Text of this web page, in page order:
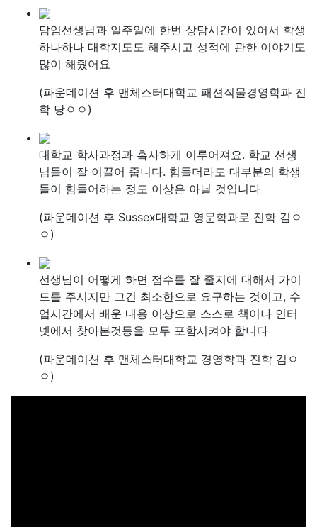
담임선생님과 일주일에 한번 상담시간이 있어서 학생
하나하나 대학지도도 해주시고 성적에 관한 이야기도
많이 해줬어요
(파운데이션 후 맨체스터대학교 패션직물경영학과 진
학 당ㅇㅇ)
대학교 학사과정과 흡사하게 이루어져요. 학교 선생
님들이 잘 이끌어 줍니다. 힘들더라도 대부분의 학생
들이 힘들어하는 정도 이상은 아닐 것입니다
(파운데이션 후 Sussex대학교 영문학과로 진학 김ㅇ
ㅇ)
선생님이 어떻게 하면 점수를 잘 줄지에 대해서 가이
드를 주시지만 그건 최소한으로 요구하는 것이고, 수
업시간에서 배운 내용 이상으로 스스로 책이나 인터
넷에서 찾아본것등을 모두 포함시켜야 합니다
(파운데이션 후 맨체스터대학교 경영학과 진학 김ㅇ
ㅇ)